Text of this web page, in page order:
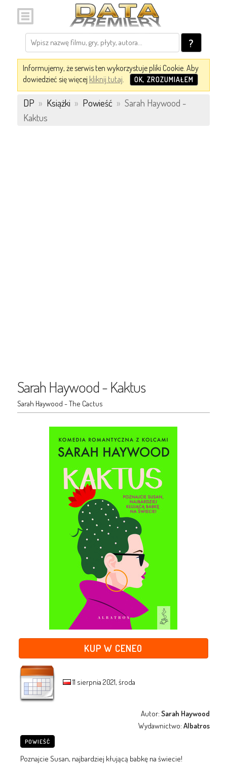
?
Informujemy, że serwis ten wykorzystuje pliki Cookie. Aby
dowiedzieć się więcej kliknij tutaj. OK, ZROZUMIAŁEM
DP » Książki » Powieść » Sarah Haywood -
Kaktus
Sarah Haywood - Kaktus
Sarah Haywood - The Cactus
KUP W CENEO
11 sierpnia 2021, środa
Autor:Sarah Haywood
Wydawnictwo:Albatros
POWIEŚĆ
Poznajcie Susan, najbardziej kłującą babkę na świecie!